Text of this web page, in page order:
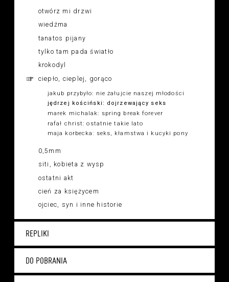
otwórz mi drzwi
wiedźma
tanatos pijany
tylko tam pada światło
krokodyl
ciepło, cieplej, gorąco
jakub przybyło: nie żałujcie naszej młodości
jędrzej kościński: dojrzewający seks
marek michalak: spring break forever
rafał christ: ostatnie takie lato
maja korbecka: seks, kłamstwa i kucyki pony
0,5mm
siti, kobieta z wysp
ostatni akt
cień za księżycem
ojciec, syn i inne historie
REPLIKI
DO POBRANIA